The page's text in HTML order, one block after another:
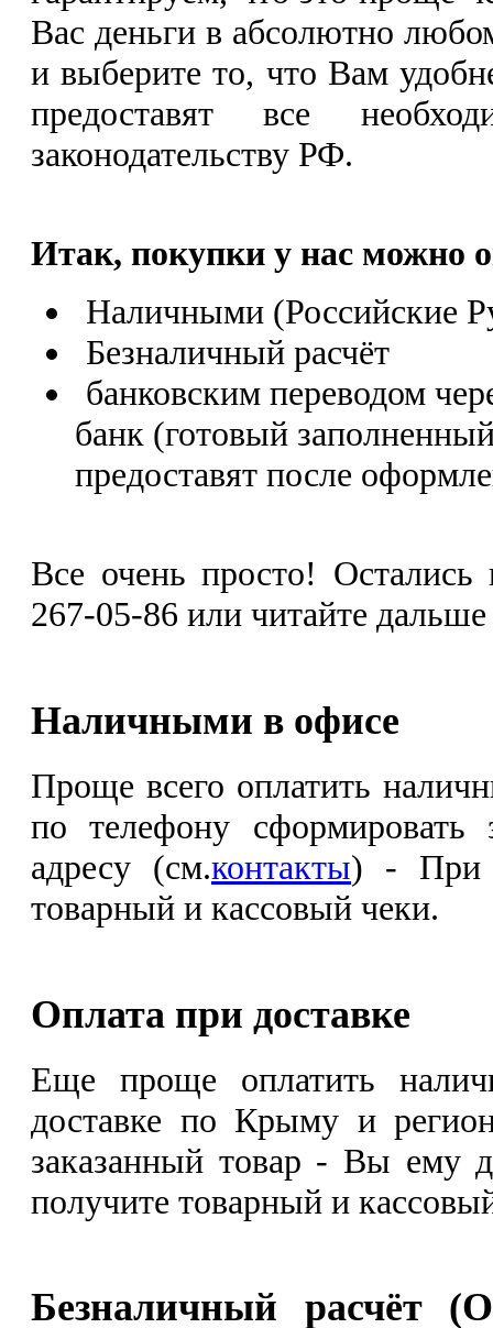
Вас деньги в абсолютно
и выберите то, что Вам
предоставят все
законодательству РФ.
Итак, покупки у нас можно
Наличными (Российские
Безналичный расчёт
банковским переводом
банк (готовый
предоставят после
Все очень просто!
267-05-86 или читайте
Наличными в офисе
Проще всего оплатить
по телефону
адресу (см.контакты) - При
товарный и кассовый чеки.
Оплата при доставке
Еще проще оплатить
доставке по Крыму и
заказанный товар - Вы ему
получите товарный и
Безналичный расчёт